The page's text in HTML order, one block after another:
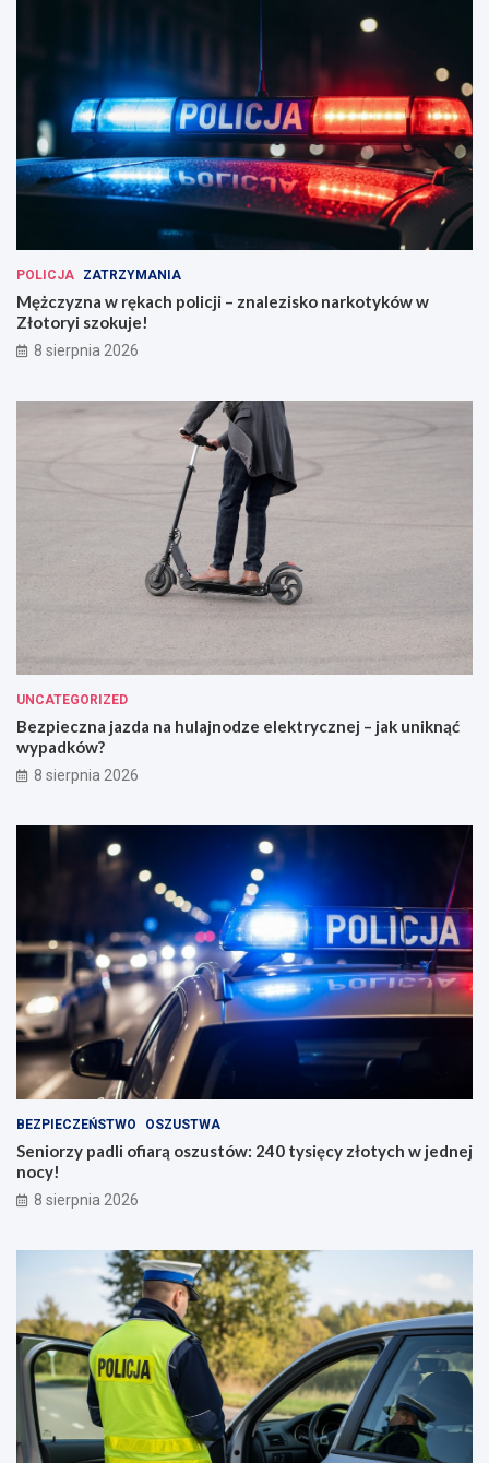
POLICJA ZATRZYMANIA
Mężczyzna w rękach policji – znalezisko narkotyków w
Złotoryi szokuje!
8 sierpnia 2026
UNCATEGORIZED
Bezpieczna jazda na hulajnodze elektrycznej – jak uniknąć
wypadków?
8 sierpnia 2026
BEZPIECZEŃSTWO OSZUSTWA
Seniorzy padli ofiarą oszustów: 240 tysięcy złotych w jednej
nocy!
8 sierpnia 2026